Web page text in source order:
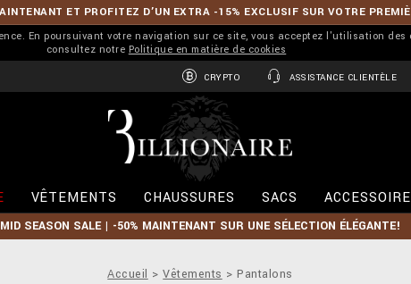
ET PROFITEZ D’UN EXTRA -15% EXCLUSIF SUR VOTRE
En poursuivant votre navigation sur ce site, vous acceptez l'utilisation des
consultez notre Politique en matière de cookies
CRYPTO ASSISTANCE CLIENTÈLE
l
o
n
a
VÊTEMENTS CHAUSSURES SACS
MID SEASON SALE | -50% MAINTENANT SUR UNE SÉLECTION ÉLÉGANTE!
Accueil Vêtements Pantalons